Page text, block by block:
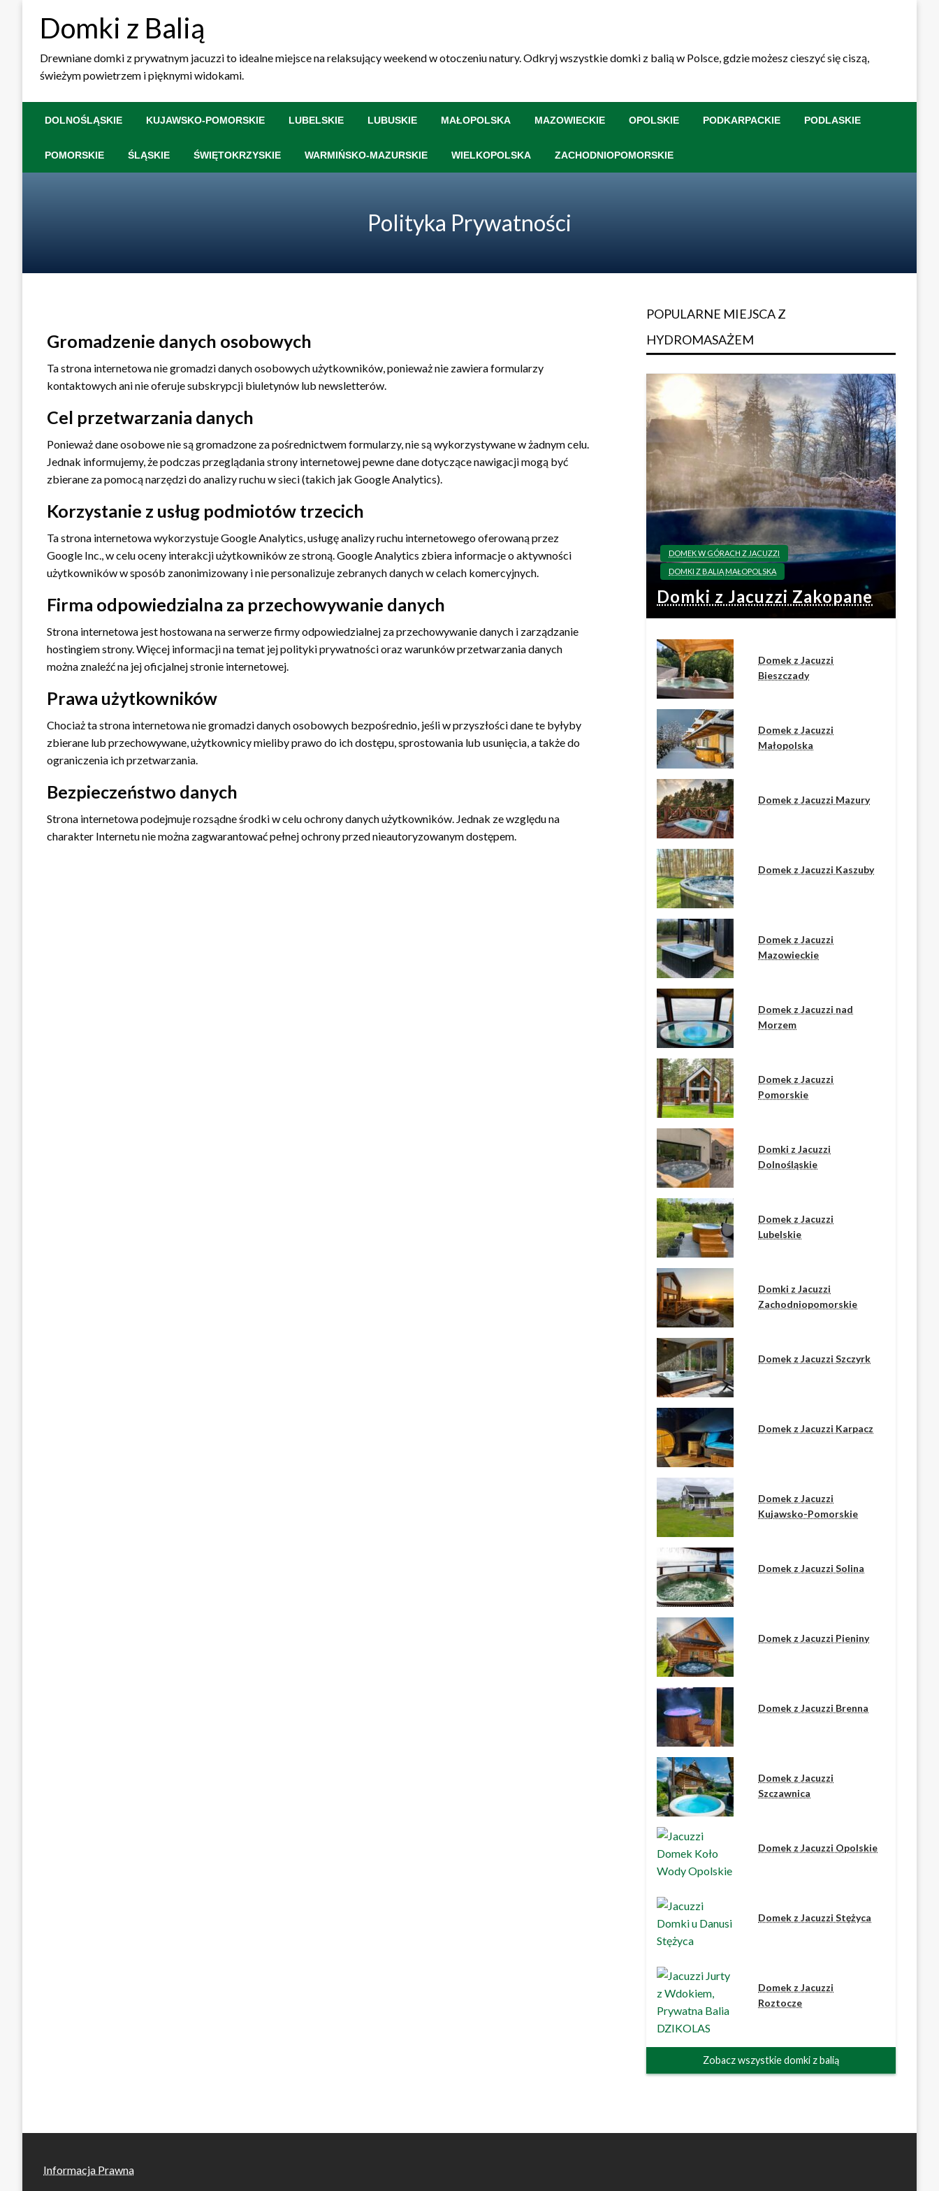
Domki z Balią
Drewniane domki z prywatnym jacuzzi to idealne miejsce na relaksujący weekend w otoczeniu natury. Odkryj wszystkie domki z balią w Polsce, gdzie możesz cieszyć się ciszą,
świeżym powietrzem i pięknymi widokami.
DOLNOŚLĄSKIE KUJAWSKO-POMORSKIE LUBELSKIE LUBUSKIE MAŁOPOLSKA MAZOWIECKIE OPOLSKIE PODKARPACKIE PODLASKIE
POMORSKIE ŚLĄSKIE ŚWIĘTOKRZYSKIE WARMIŃSKO-MAZURSKIE WIELKOPOLSKA ZACHODNIOPOMORSKIE
Polityka Prywatności
Gromadzenie danych osobowych
Ta strona internetowa nie gromadzi danych osobowych użytkowników, ponieważ nie zawiera formularzy
kontaktowych ani nie oferuje subskrypcji biuletynów lub newsletterów.
Cel przetwarzania danych
Ponieważ dane osobowe nie są gromadzone za pośrednictwem formularzy, nie są wykorzystywane w żadnym celu.
Jednak informujemy, że podczas przeglądania strony internetowej pewne dane dotyczące nawigacji mogą być
zbierane za pomocą narzędzi do analizy ruchu w sieci (takich jak Google Analytics).
Korzystanie z usług podmiotów trzecich
Ta strona internetowa wykorzystuje Google Analytics, usługę analizy ruchu internetowego oferowaną przez
Google Inc., w celu oceny interakcji użytkowników ze stroną. Google Analytics zbiera informacje o aktywności
użytkowników w sposób zanonimizowany i nie personalizuje zebranych danych w celach komercyjnych.
Firma odpowiedzialna za przechowywanie danych
Strona internetowa jest hostowana na serwerze firmy odpowiedzialnej za przechowywanie danych i zarządzanie
hostingiem strony. Więcej informacji na temat jej polityki prywatności oraz warunków przetwarzania danych
można znaleźć na jej oficjalnej stronie internetowej.
Prawa użytkowników
Chociaż ta strona internetowa nie gromadzi danych osobowych bezpośrednio, jeśli w przyszłości dane te byłyby
zbierane lub przechowywane, użytkownicy mieliby prawo do ich dostępu, sprostowania lub usunięcia, a także do
ograniczenia ich przetwarzania.
Bezpieczeństwo danych
Strona internetowa podejmuje rozsądne środki w celu ochrony danych użytkowników. Jednak ze względu na
charakter Internetu nie można zagwarantować pełnej ochrony przed nieautoryzowanym dostępem.
POPULARNE MIEJSCA Z
HYDROMASAŻEM
DOMEK W GÓRACH Z JACUZZI
DOMKI Z BALIĄ MAŁOPOLSKA
Domki z Jacuzzi Zakopane
Domek z Jacuzzi
Bieszczady
Domek z Jacuzzi
Małopolska
Domek z Jacuzzi Mazury
Domek z Jacuzzi Kaszuby
Domek z Jacuzzi
Mazowieckie
Domek z Jacuzzi nad
Morzem
Domek z Jacuzzi
Pomorskie
Domki z Jacuzzi
Dolnośląskie
Domek z Jacuzzi
Lubelskie
Domki z Jacuzzi
Zachodniopomorskie
Domek z Jacuzzi Szczyrk
Domek z Jacuzzi Karpacz
Domek z Jacuzzi
Kujawsko-Pomorskie
Domek z Jacuzzi Solina
Domek z Jacuzzi Pieniny
Domek z Jacuzzi Brenna
Domek z Jacuzzi
Szczawnica
Domek z Jacuzzi Opolskie
Domek z Jacuzzi Stężyca
Domek z Jacuzzi
Roztocze
Zobacz wszystkie domki z balią
Informacja Prawna